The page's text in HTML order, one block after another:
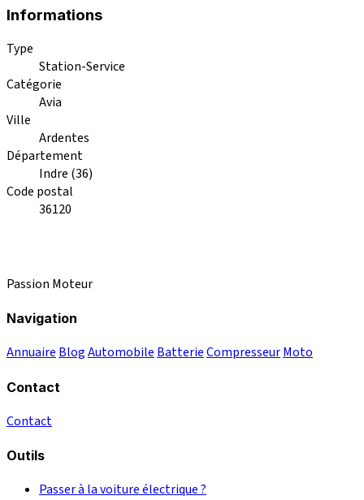
Informations
Type
Station-Service
Catégorie
Avia
Ville
Ardentes
Département
Indre (36)
Code postal
36120
Passion Moteur
Navigation
Annuaire BlogAutomobile BatterieCompresseurMoto
Contact
Contact
Outils
Passer à la voiture électrique ?